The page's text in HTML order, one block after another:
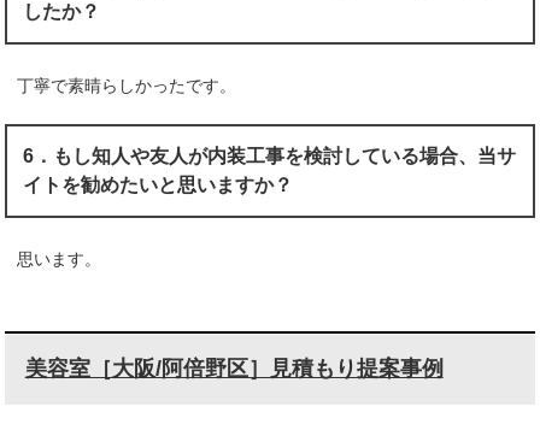
したか？
丁寧で素晴らしかったです。
6．もし知人や友人が内装工事を検討している場合、当サ
イトを勧めたいと思いますか？
思います。
美容室［大阪/阿倍野区］見積もり提案事例